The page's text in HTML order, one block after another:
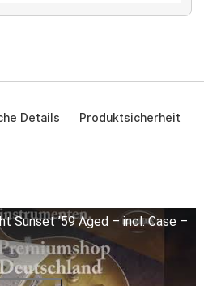
Details Produktsicherheit
Sunset ’59 Aged – incl. Case –